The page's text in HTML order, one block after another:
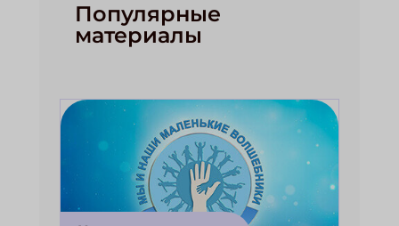
Популярные
материалы